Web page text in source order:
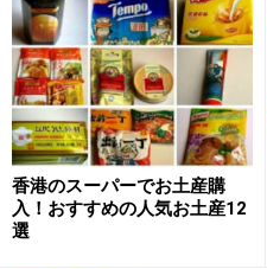
す。そして給料を毎月支払
年に14日の有給休暇を与え
そして、住み込みで働いて
上、「適切」なスペースを
なども、求められています。
香港のスーパーでお土産購
入！おすすめの人気お土産12
選